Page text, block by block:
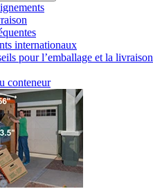
internationaux
pour l’emballage et la livraison
conteneur